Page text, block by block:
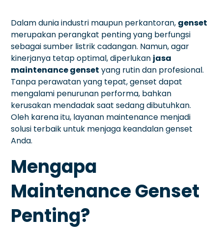
Dalam dunia industri maupun perkantoran, genset
merupakan perangkat penting yang berfungsi
sebagai sumber listrik cadangan. Namun, agar
kinerjanya tetap optimal, diperlukan jasa
maintenance genset yang rutin dan profesional.
Tanpa perawatan yang tepat, genset dapat
mengalami penurunan performa, bahkan
kerusakan mendadak saat sedang dibutuhkan.
Oleh karena itu, layanan maintenance menjadi
solusi terbaik untuk menjaga keandalan genset
Anda.
Mengapa
Maintenance Genset
Penting?